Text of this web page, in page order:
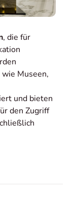
, die für
Museen,
und bieten
den Zugriff